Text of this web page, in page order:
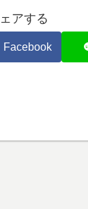
アする
Facebook